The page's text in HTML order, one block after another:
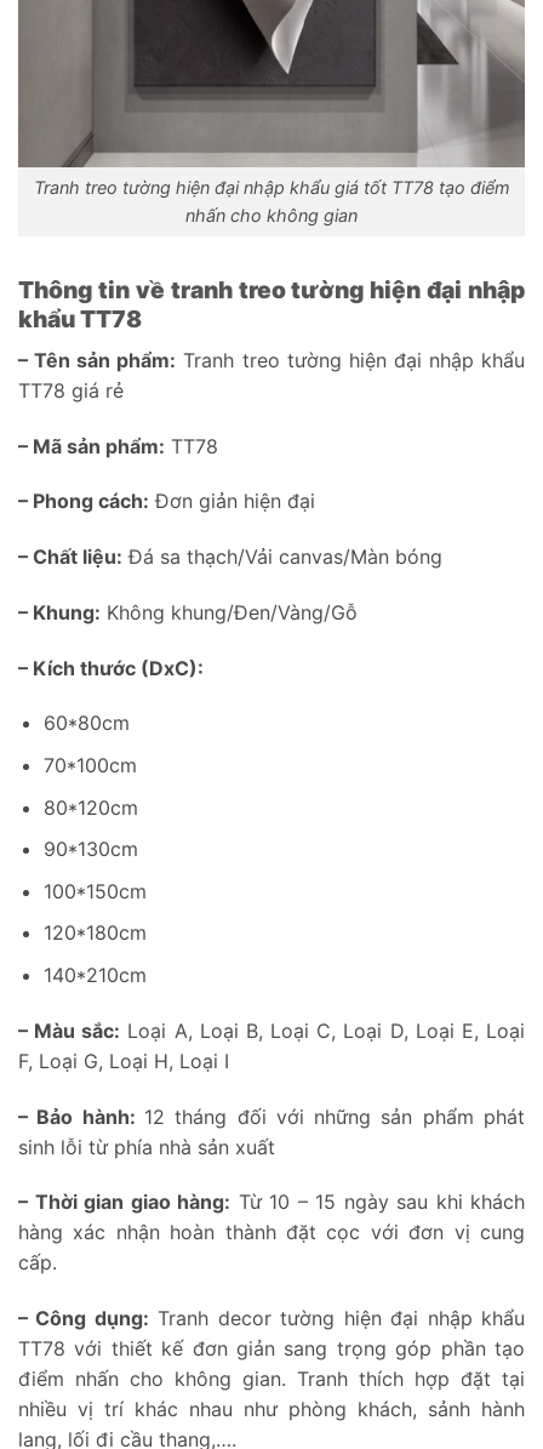
Tranh treo tường hiện đại nhập khẩu giá tốt TT78 tạo điểm
nhấn cho không gian
Thông tin về tranh treo tường hiện đại nhập
khẩu TT78
– Tên sản phẩm: Tranh treo tường hiện đại nhập khẩu
TT78 giá rẻ
– Mã sản phẩm: TT78
– Phong cách: Đơn giản hiện đại
– Chất liệu: Đá sa thạch/Vải canvas/Màn bóng
– Khung: Không khung/Đen/Vàng/Gỗ
– Kích thước (DxC):
60*80cm
70*100cm
80*120cm
90*130cm
100*150cm
120*180cm
140*210cm
– Màu sắc: Loại A, Loại B, Loại C, Loại D, Loại E, Loại
F, Loại G, Loại H, Loại I
– Bảo hành: 12 tháng đối với những sản phẩm phát
sinh lỗi từ phía nhà sản xuất
– Thời gian giao hàng: Từ 10 – 15 ngày sau khi khách
hàng xác nhận hoàn thành đặt cọc với đơn vị cung
cấp.
– Công dụng: Tranh decor tường hiện đại nhập khẩu
TT78 với thiết kế đơn giản sang trọng góp phần tạo
điểm nhấn cho không gian. Tranh thích hợp đặt tại
nhiều vị trí khác nhau như phòng khách, sảnh hành
lang, lối đi cầu thang,….